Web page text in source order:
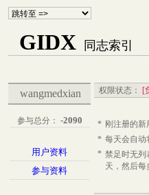
GIDX 同志索引
wangmedxian
参与总分： -2090
用户资料
参与资料
权限状态： [
* 刚注册的
* 每天会自动
* 禁足时无列
天，然后每